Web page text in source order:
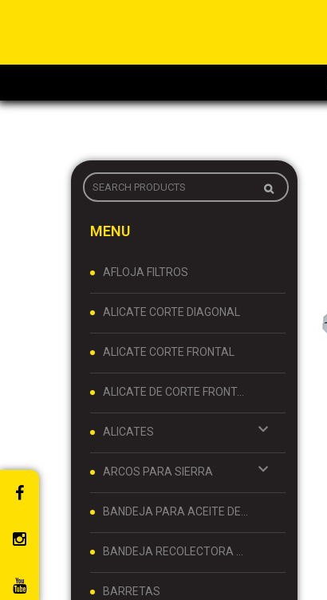
MENU
AFLOJA FILTROS
ALICATE CORTE DIAGONAL
ALICATE CORTE FRONTAL
ALICATE DE CORTE FRONTAL 8 PULGADAS
ALICATES
ARCOS PARA SIERRA
BARRETAS